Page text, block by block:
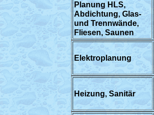
Planung HLS,
Abdichtung, Glas-
und Trennwände,
Fliesen, Saunen
Elektroplanung
Heizung, Sanitär